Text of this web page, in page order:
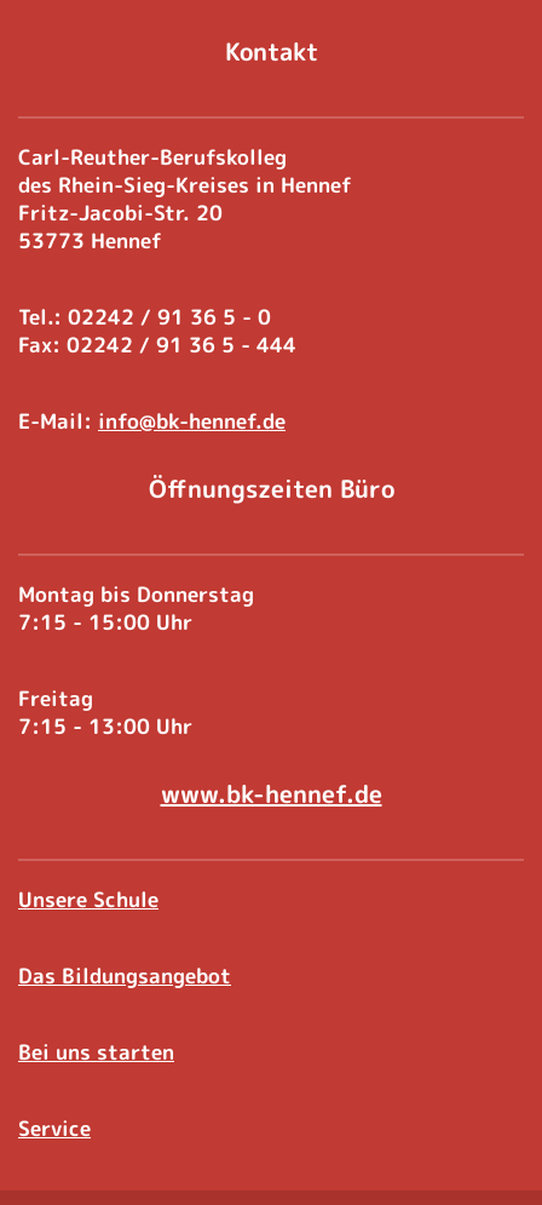
Kontakt
Carl-Reuther-Berufskolleg
des Rhein-Sieg-Kreises in Hennef
Fritz-Jacobi-Str. 20
53773 Hennef
Tel.: 02242 / 91 36 5 - 0
Fax: 02242 / 91 36 5 - 444
E-Mail: info@bk-hennef.de
Öffnungszeiten Büro
Montag bis Donnerstag
7:15 - 15:00 Uhr
Freitag
7:15 - 13:00 Uhr
www.bk-hennef.de
Unsere Schule
Das Bildungsangebot
Bei uns starten
Service